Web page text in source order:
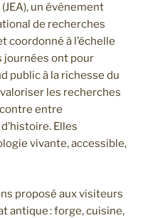
un événement
de recherches
coordonné à l’échelle
journées ont pour
public à la richesse du
les recherches
entre
Elles
vivante, accessible,
proposé aux visiteurs
antique : forge, cuisine,